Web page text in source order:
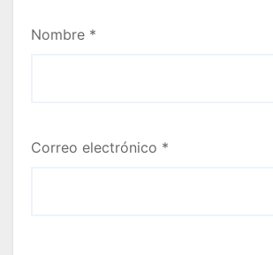
Nombre *
Correo electrónico *